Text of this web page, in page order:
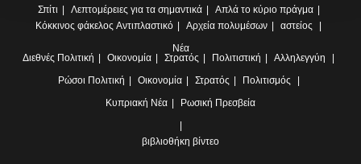
Σπίτι Λεπτομέρειες για τα σημαντικά
Απλά το κύριο πράγμα
Κόκκινος φάκελος Αντιπλαστικό Αρχεία πολυμέσων
αστείος
Νέα
Διεθνές Πολιτική Οικονομία Στρατός Πολιτιστική
Αλληλεγγύη
Ρώσοι Πολιτική Οικονομία Στρατός
Πολιτισμός
Κυπριακή Νέα Ρωσική Πρεσβεία
βιβλιοθήκη βίντεο